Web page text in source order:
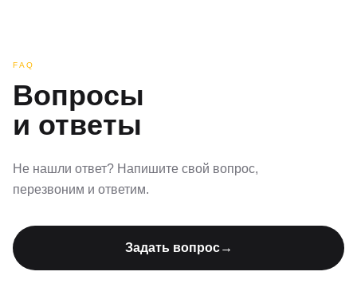
FAQ
Вопросы
и ответы
Не нашли ответ? Напишите свой вопрос,
перезвоним и ответим.
Задать вопрос→